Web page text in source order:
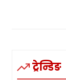
ट्रेन्डिङ